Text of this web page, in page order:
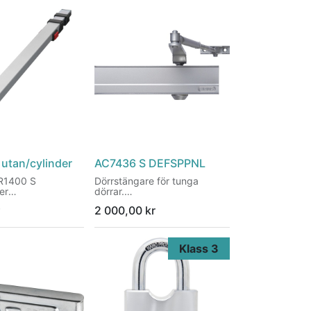
utan/cylinder
S
AC7436 S DEFSPPNL
Dörrstängare för tunga
dörrar.
EN klass 3 - 6
2 000,00 kr
Klass 3